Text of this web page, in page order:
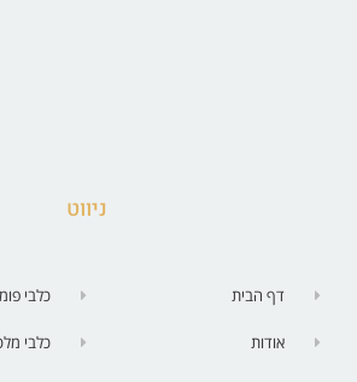
ניווט
דף הבית
אודות
כלבי
כלבי